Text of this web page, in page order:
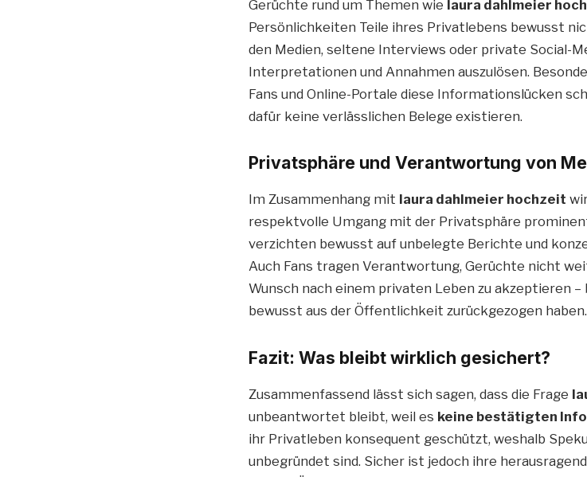
Gerüchte rund um Themen wie laura dahlmeier
Persönlichkeiten Teile ihres Privatlebens bewusst
den Medien, seltene Interviews oder private Social-
Interpretationen und Annahmen auszulösen.
Fans und Online-Portale diese Informationslücken
dafür keine verlässlichen Belege existieren.
Privatsphäre und Verantwortung von
Im Zusammenhang mit laura dahlmeier hochzeit
respektvolle Umgang mit der Privatsphäre
verzichten bewusst auf unbelegte Berichte und
Auch Fans tragen Verantwortung, Gerüchte nicht
Wunsch nach einem privaten Leben zu akzeptieren –
bewusst aus der Öffentlichkeit zurückgezogen haben.
Fazit: Was bleibt wirklich gesichert?
Zusammenfassend lässt sich sagen, dass die Frage
unbeantwortet bleibt, weil es keine bestätigten
ihr Privatleben konsequent geschützt, weshalb
unbegründet sind. Sicher ist jedoch ihre